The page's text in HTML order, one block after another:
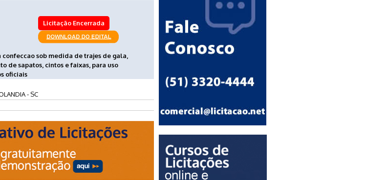
Licitação Encerrada
sob medida de trajes de gala,
de sapatos, cintos e faixas, para uso
oficiais
- SC